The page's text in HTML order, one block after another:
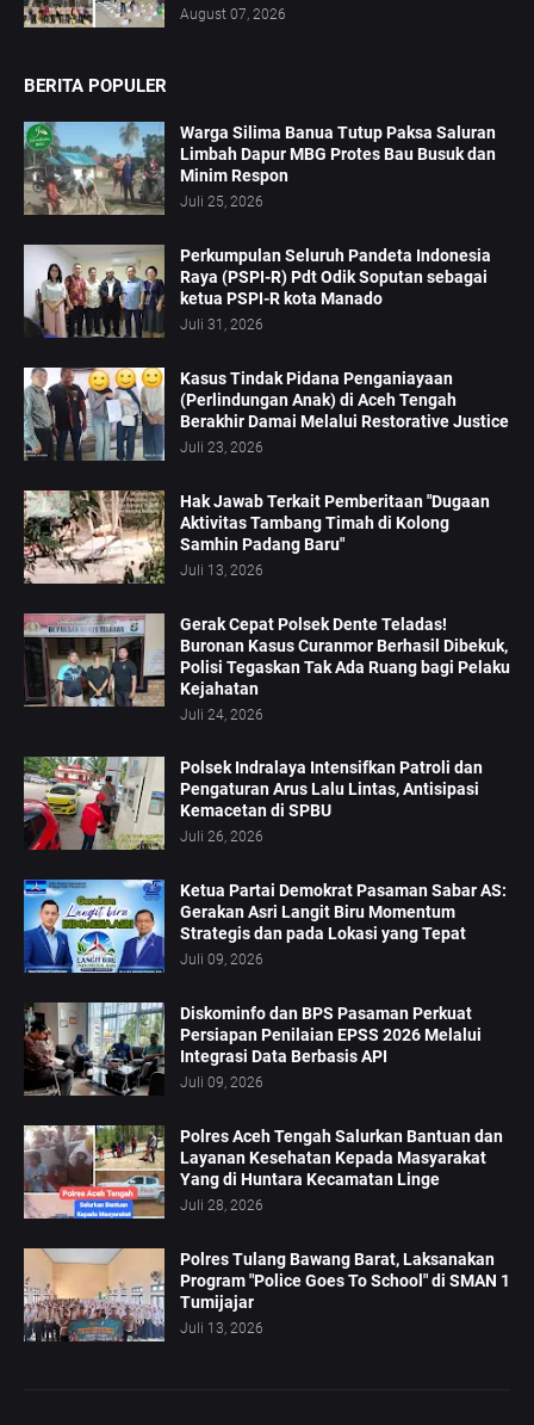
August 07, 2026
BERITA POPULER
Warga Silima Banua Tutup Paksa Saluran
Limbah Dapur MBG Protes Bau Busuk dan
Minim Respon
Juli 25, 2026
Perkumpulan Seluruh Pandeta Indonesia
Raya (PSPI-R) Pdt Odik Soputan sebagai
ketua PSPI-R kota Manado
Juli 31, 2026
Kasus Tindak Pidana Penganiayaan
(Perlindungan Anak) di Aceh Tengah
Berakhir Damai Melalui Restorative Justice
Juli 23, 2026
Hak Jawab Terkait Pemberitaan "Dugaan
Aktivitas Tambang Timah di Kolong
Samhin Padang Baru"
Juli 13, 2026
Gerak Cepat Polsek Dente Teladas!
Buronan Kasus Curanmor Berhasil Dibekuk,
Polisi Tegaskan Tak Ada Ruang bagi Pelaku
Kejahatan
Juli 24, 2026
Polsek Indralaya Intensifkan Patroli dan
Pengaturan Arus Lalu Lintas, Antisipasi
Kemacetan di SPBU
Juli 26, 2026
Ketua Partai Demokrat Pasaman Sabar AS:
Gerakan Asri Langit Biru Momentum
Strategis dan pada Lokasi yang Tepat
Juli 09, 2026
Diskominfo dan BPS Pasaman Perkuat
Persiapan Penilaian EPSS 2026 Melalui
Integrasi Data Berbasis API
Juli 09, 2026
Polres Aceh Tengah Salurkan Bantuan dan
Layanan Kesehatan Kepada Masyarakat
Yang di Huntara Kecamatan Linge
Juli 28, 2026
Polres Tulang Bawang Barat, Laksanakan
Program "Police Goes To School" di SMAN 1
Tumijajar
Juli 13, 2026